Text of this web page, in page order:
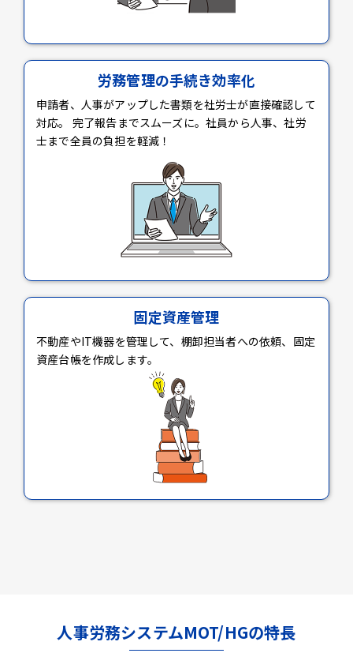
労務管理の手続き効率化
申請者、人事がアップした書類を社労士が直接確認して
対応。 完了報告までスムーズに。社員から人事、社労
士まで全員の負担を軽減！
固定資産管理
不動産やIT機器を管理して、棚卸担当者への依頼、固定
資産台帳を作成します。
人事労務システムMOT/HGの特長